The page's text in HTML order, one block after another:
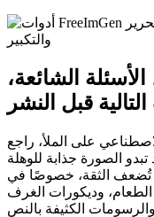
الشائعة،
قبل النشر
على الملأ، راجع
الصورة جذابة للوهلة
تُضعف الثقة، خصوصًا في
وديكورات الغرف